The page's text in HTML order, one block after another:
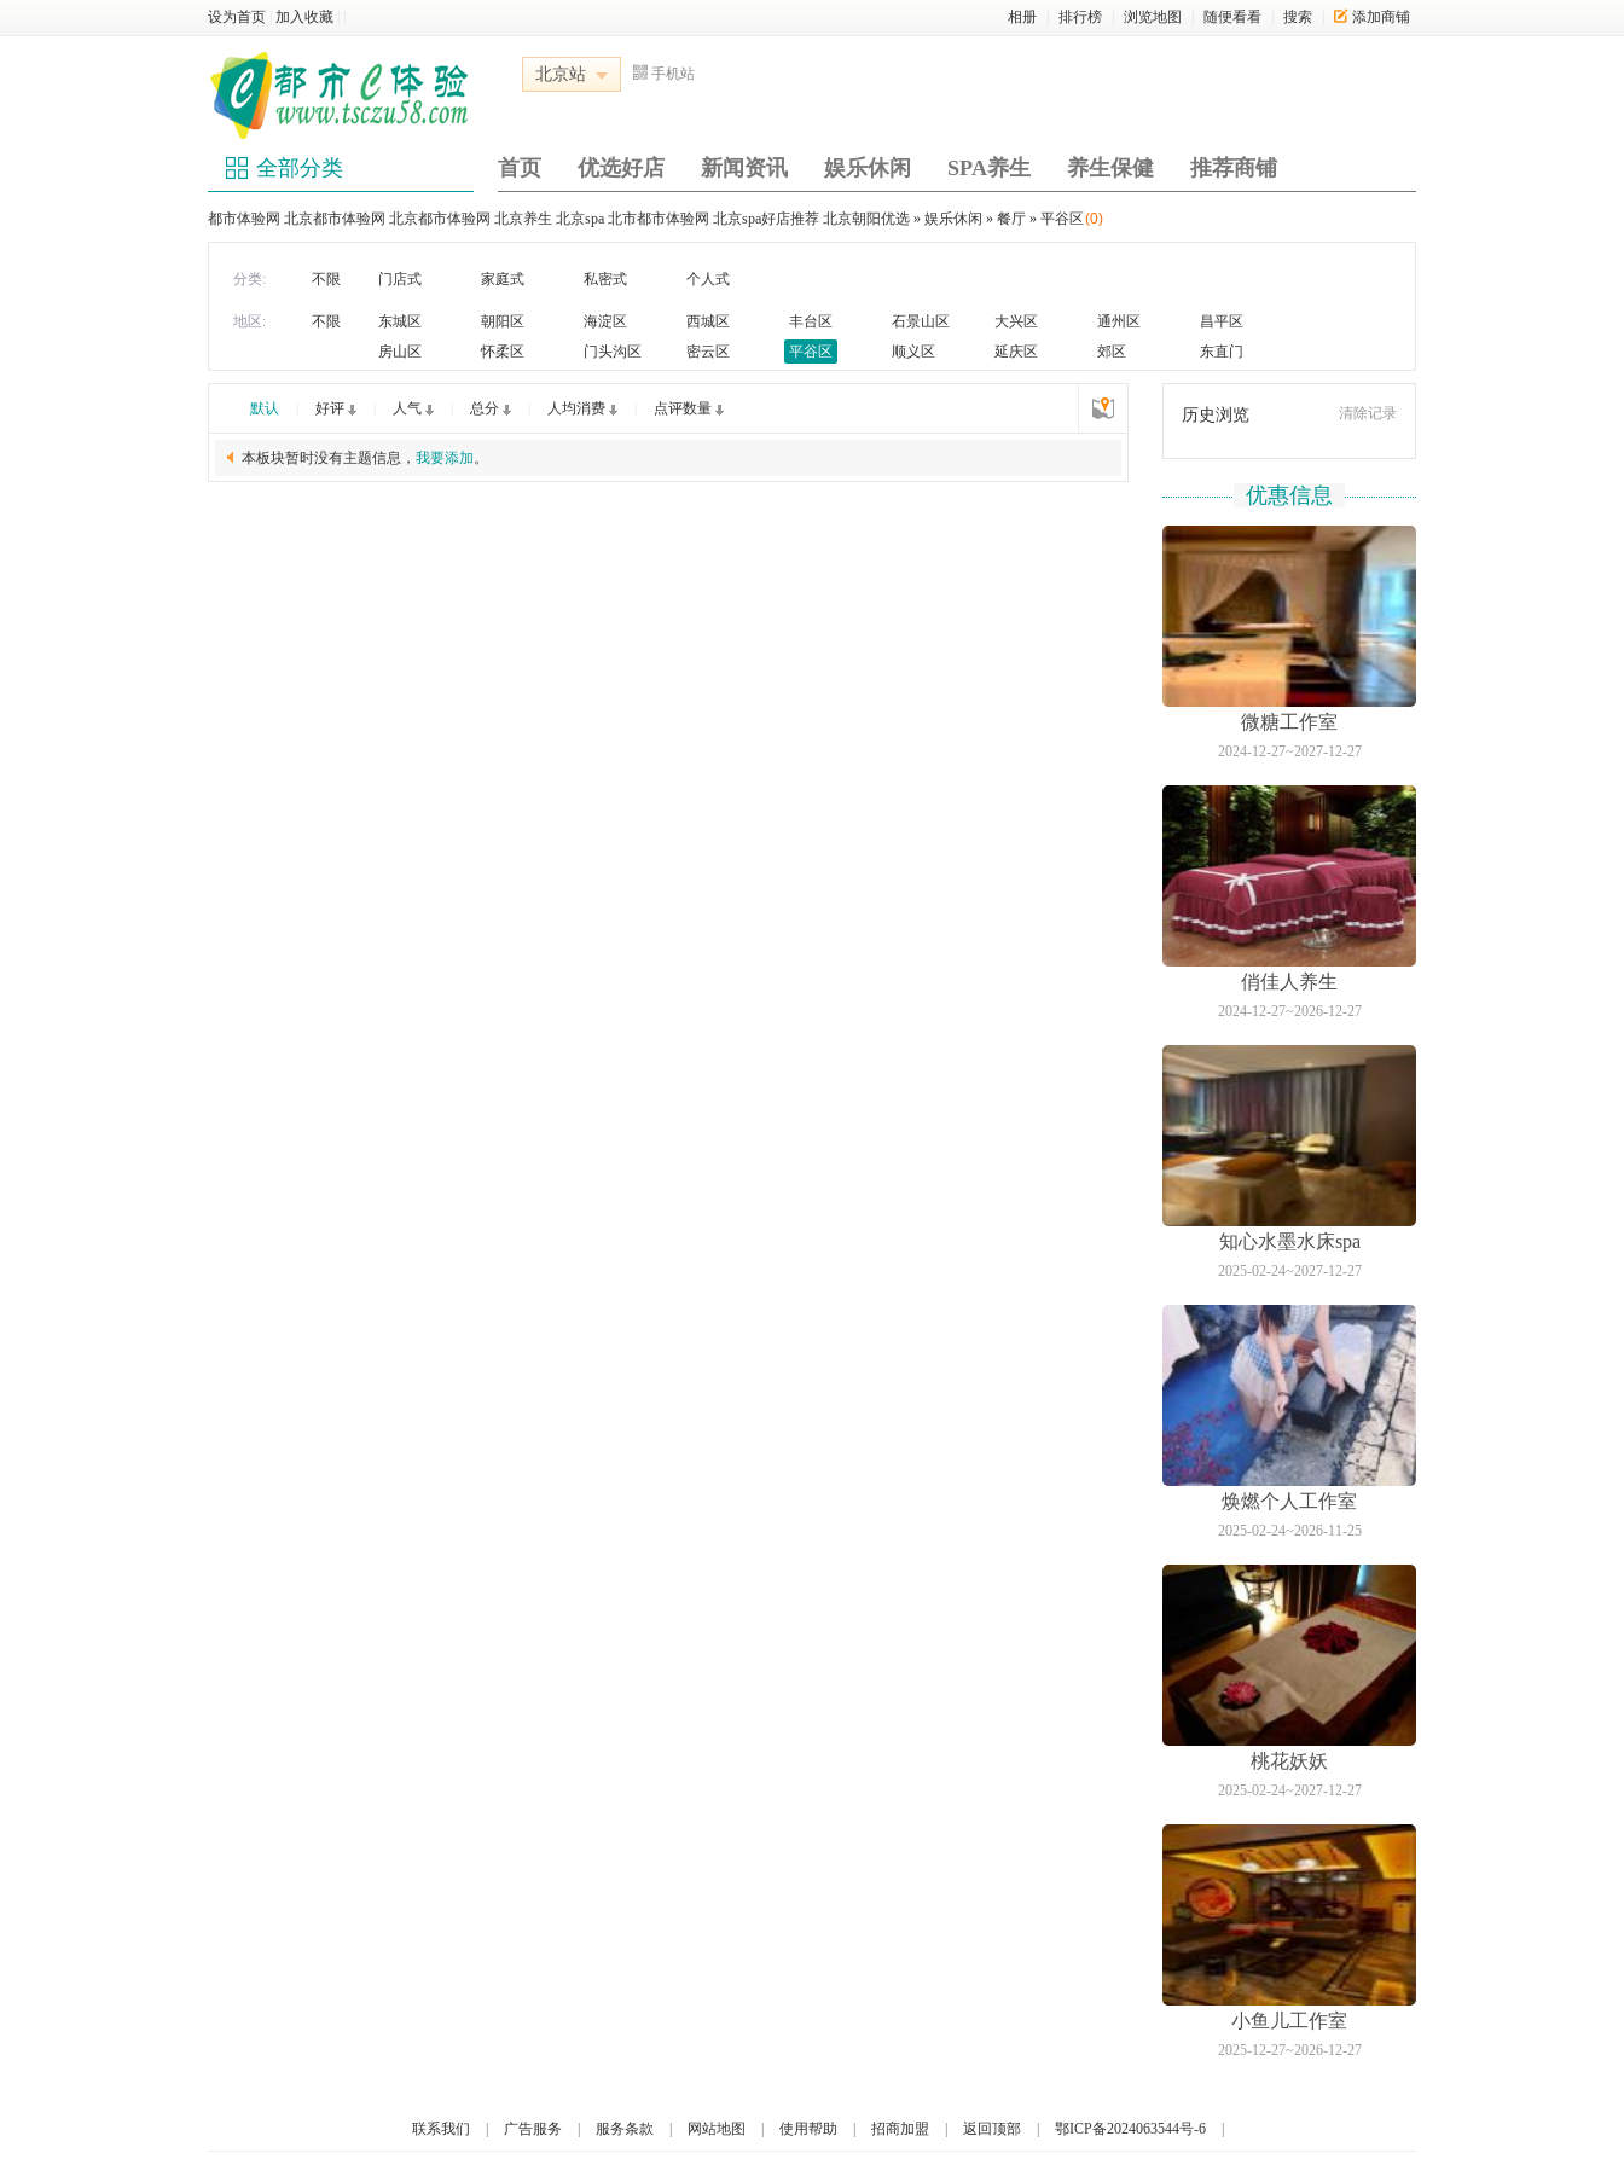
设为首页 加入收藏 相册 排行榜 浏览地图 随便看看 搜索 添加商铺
北京站 手机站
全部分类 首页 优选好店 新闻资讯 娱乐休闲 SPA养生 养生保健 推荐商铺
都市体验网 北京都市体验网 北京都市体验网 北京养生 北京spa 北市都市体验网 北京spa好店推荐 北京朝阳优选 » 娱乐休闲 » 餐厅 » 平谷区(0)
分类: 不限 门店式 家庭式 私密式 个人式
地区: 不限 东城区 朝阳区 海淀区 西城区 丰台区 石景山区 大兴区 通州区
昌平区
房山区
怀柔区 门头沟区 密云区 平谷区 顺义区 延庆区 郊区 东直门
默认 好评 人气 总分 人均消费 点评数量
本板块暂时没有主题信息， 我要添加。
清除记录
历史浏览
优惠信息
微糖工作室
2024-12-27~2027-12-27
俏佳人养生
2024-12-27~2026-12-27
知心水墨水床spa
2025-02-24~2027-12-27
焕燃个人工作室
2025-02-24~2026-11-25
桃花妖妖
2025-02-24~2027-12-27
小鱼儿工作室
2025-12-27~2026-12-27
联系我们 广告服务 服务条款 网站地图 使用帮助 招商加盟 返回顶部 鄂ICP备2024063544号-6